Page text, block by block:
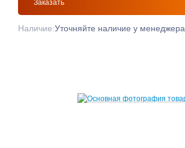
Заказать
Наличие:Уточняйте наличие у менеджера